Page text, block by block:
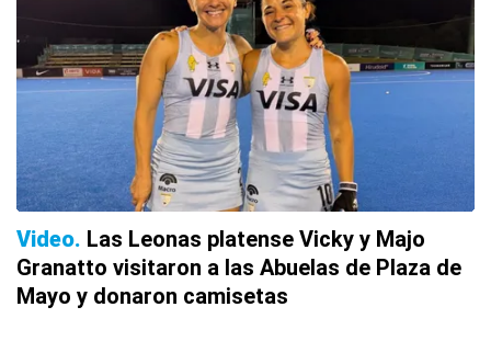
Video Las Leonas platense Vicky y Majo
Granatto visitaron a las Abuelas de Plaza de
Mayo y donaron camisetas